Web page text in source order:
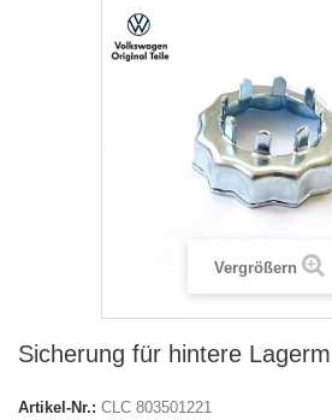
Vergrößern
Sicherung für hintere
Artikel-Nr.: CLC 803501221